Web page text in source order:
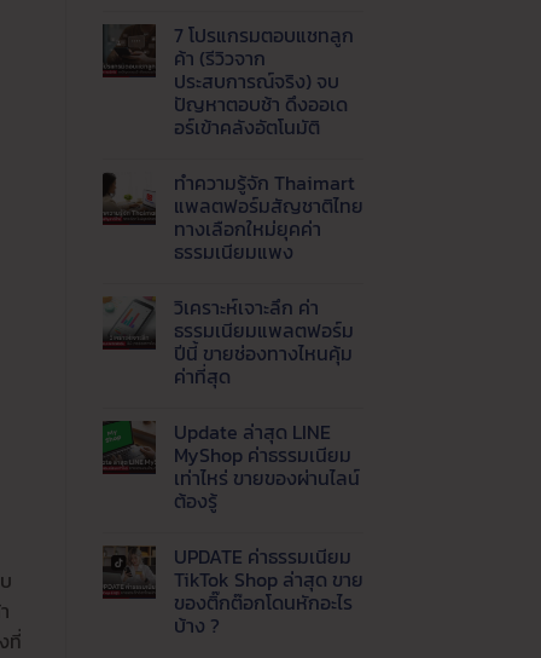
ที่
และ
8
เว็บ
ของ
จีน
ราคา
ส่ง
กำไร
ดี
เริ่ม
ต้น
อย่างไร
สำหรับ
มือ
ใหม่
เห็น
บน
AI
Agent
คือ
อะไร
?
เว็บ
ธุรกิจ
ด้วย
Live
AI
ตอบ
ส่ง
ข้อมูล
เข้า
LINE
อัตโนมัติ
7 โปรแกรมตอบแชทลูก
ค้า (รีวิวจาก
ประสบการณ์จริง) จบ
ปัญหาตอบช้า ดึงออเด
อร์เข้าคลังอัตโนมัติ
เห็น
บน
7
โปรแกรม
ตอบ
แช
(รีวิว
จาก
ประสบการณ์
จริง)
จบ
ปัญหา
ดึง
ออ
เด
อร์
เข้า
คลัง
ทำความรู้จัก Thaimart
แพลตฟอร์มสัญชาติไทย
ทางเลือกใหม่ยุคค่า
ธรรมเนียมแพง
เห็น
บน
ทำความ
รู้จัก
Thaimart
แพลตฟอร์ม
ทาง
เลือก
ใหม่
ยุค
ค่า
ธรรมเนียม
วิเคราะห์เจาะลึก ค่า
ธรรมเนียมแพลตฟอร์ม
ปีนี้ ขายช่องทางไหนคุ้ม
ค่าที่สุด
เห็น
บน
วิเคราะห์
เจาะ
ลึก
ค่า
ปี
นี้
ขาย
ช่อง
ทาง
ไหน
Update ล่าสุด LINE
MyShop ค่าธรรมเนียม
เท่าไหร่ ขายของผ่านไลน์
ต้องรู้
เห็น
บน
Update
ล่าสุด
LINE
MyShop
UPDATE ค่าธรรมเนียม
TikTok Shop ล่าสุด ขาย
ของติ๊กต๊อกโดนหักอะไร
บ้าง ?